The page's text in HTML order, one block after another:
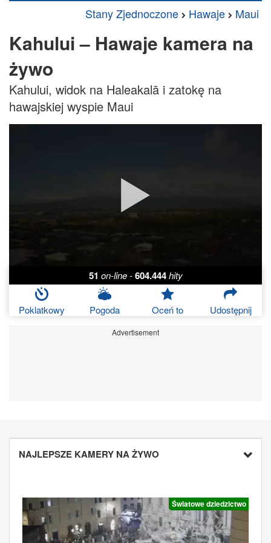
Stany Zjednoczone Hawaje Maui
Kahului – Hawaje kamera na
żywo
Kahului, widok na Haleakalā i zatokę na
hawajskiej wyspie Maui
51 on-line - 604.444 hity
Poklatkowy Pogoda Oceń to Udostępnij
Advertisement
NAJLEPSZE KAMERY NA ŻYWO
Światowe dziedzictwo